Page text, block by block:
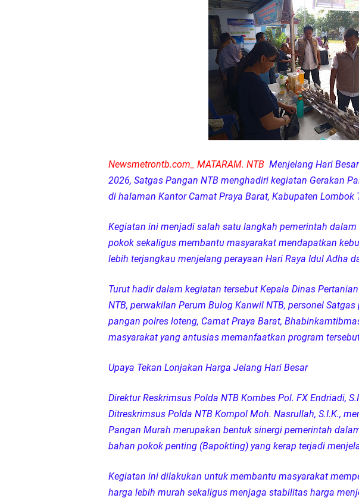
Tim URC Polres Lombok Timur Ringkus Pelaku
Polsek Gunungsari Kawal keamanan Acara
Samapta Polresta Mataram Patroli di Wilayah
Kapolsek Selaparang Sambangi Kepala
Kapolsek Lingsar Tindaklanjuti Arahan
Dua Residivis Curanmor Dibekuk Polisi, Motor
Kapolda NTB Letakkan Batu Pertama Balai
Kapolda NTB Matangkan Pengamanan MotoGP
Kapolda NTB Sambut Kontingen Peraih Juara III
Polda NTB Perkuat Upaya Cegah Gangguan
Polsek Sandubaya Kawal Prosesi Ngaben di
Semarak HUT RI ke-81, Polsek Mataram
Newsmetrontb.com_ MATARAM. NTB Menjelang Hari
2026, Satgas Pangan NTB menghadiri kegiatan Gerakan
di halaman Kantor Camat Praya Barat, Kabupaten Lombok
Kegiatan ini menjadi salah satu langkah pemerintah
pokok sekaligus membantu masyarakat mendapatkan
lebih terjangkau menjelang perayaan Hari Raya Idul Adha
Turut hadir dalam kegiatan tersebut Kepala Dinas
NTB, perwakilan Perum Bulog Kanwil NTB, personel
pangan polres loteng, Camat Praya Barat,
masyarakat yang antusias memanfaatkan program
Upaya Tekan Lonjakan Harga Jelang Hari Besar
Direktur Reskrimsus Polda NTB Kombes Pol. FX Endriadi,
Ditreskrimsus Polda NTB Kompol Moh. Nasrullah, S.I.K.,
Pangan Murah merupakan bentuk sinergi pemerintah
bahan pokok penting (Bapokting) yang kerap terjadi
Kegiatan ini dilakukan untuk membantu masyarakat
harga lebih murah sekaligus menjaga stabilitas harga